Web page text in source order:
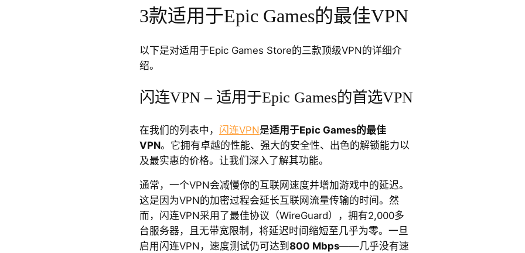
3款适用于Epic Games的最佳VPN
以下是对适用于Epic Games Store的三款顶级VPN的详细介
绍。
闪连VPN – 适用于Epic Games的首选VPN
在我们的列表中， 闪连VPN是适用于Epic Games的最佳
VPN。它拥有卓越的性能、强大的安全性、出色的解锁能力以
及最实惠的价格。让我们深入了解其功能。
通常，一个VPN会减慢你的互联网速度并增加游戏中的延迟。
这是因为VPN的加密过程会延长互联网流量传输的时间。然
而，闪连VPN采用了最佳协议（WireGuard），拥有2,000多
台服务器，且无带宽限制，将延迟时间缩短至几乎为零。一旦
启用闪连VPN，速度测试仍可达到 800 Mbps——几乎没有速